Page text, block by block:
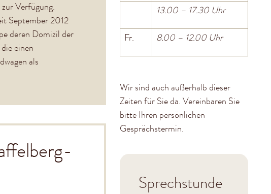
Verfügung.
September 2012
deren Domizil der
einen
als
13.00 – 17.30 Uhr
Fr. 8.00 – 12.00 Uhr
Wir sind auch außerhalb dieser
Zeiten für Sie da. Vereinbaren Sie
bitte Ihren persönlichen
Gesprächstermin.
Sprechstunde